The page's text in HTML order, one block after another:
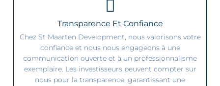
Transparence Et Confiance
Chez St Maarten Development, nous valorisons votre
confiance et nous nous engageons à une
communication ouverte et à un professionnalisme
exemplaire. Les investisseurs peuvent compter sur
nous pour la transparence, garantissant une